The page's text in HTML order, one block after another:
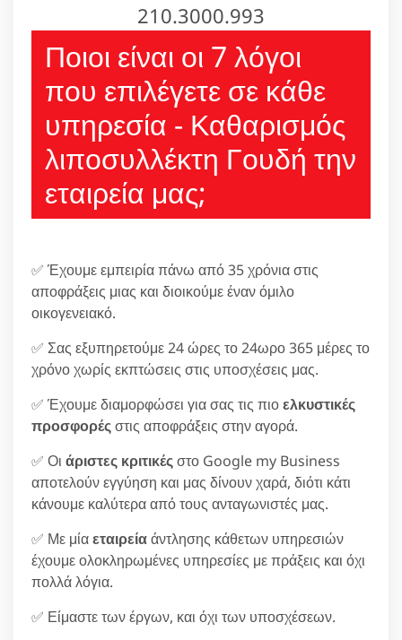
210.3000.993
Ποιοι είναι οι 7 λόγοι
που επιλέγετε σε κάθε
υπηρεσία - Καθαρισμός
λιποσυλλέκτη Γουδή την
εταιρεία μας;
✅ Έχουμε εμπειρία πάνω από 35 χρόνια στις
αποφράξεις μιας και διοικούμε έναν όμιλο
οικογενειακό.
✅ Σας εξυπηρετούμε 24 ώρες το 24ωρο 365 μέρες το
χρόνο χωρίς εκπτώσεις στις υποσχέσεις μας.
✅ Έχουμε διαμορφώσει για σας τις πιοελκυστικές
προσφορέςστις αποφράξεις στην αγορά.
✅ Οι άριστες κριτικέςστο Google my Business
αποτελούν εγγύηση και μας δίνουν χαρά, διότι κάτι
κάνουμε καλύτερα από τους ανταγωνιστές μας.
✅ Με μίαεταιρείαάντλησης κάθετων υπηρεσιών
έχουμε ολοκληρωμένες υπηρεσίες με πράξεις και όχι
πολλά λόγια.
✅ Είμαστε των έργων, και όχι των υποσχέσεων.